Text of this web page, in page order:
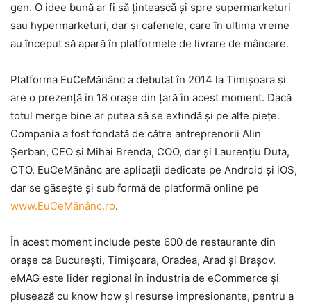
gen. O idee bună ar fi să ţintească şi spre supermarketuri
sau hypermarketuri, dar şi cafenele, care în ultima vreme
au început să apară în platformele de livrare de mâncare.
Platforma EuCeMănânc a debutat în 2014 la Timişoara şi
are o prezenţă în 18 oraşe din ţară în acest moment. Dacă
totul merge bine ar putea să se extindă şi pe alte pieţe.
Compania a fost fondată de către antreprenorii Alin
Şerban, CEO şi Mihai Brenda, COO, dar şi Laurenţiu Duta,
CTO. EuCeMănânc are aplicaţii dedicate pe Android şi iOS,
dar se găseşte şi sub formă de platformă online pe
www.EuCeMănânc.ro.
În acest moment include peste 600 de restaurante din
oraşe ca Bucureşti, Timişoara, Oradea, Arad şi Braşov.
eMAG este lider regional în industria de eCommerce şi
plusează cu know how şi resurse impresionante, pentru a